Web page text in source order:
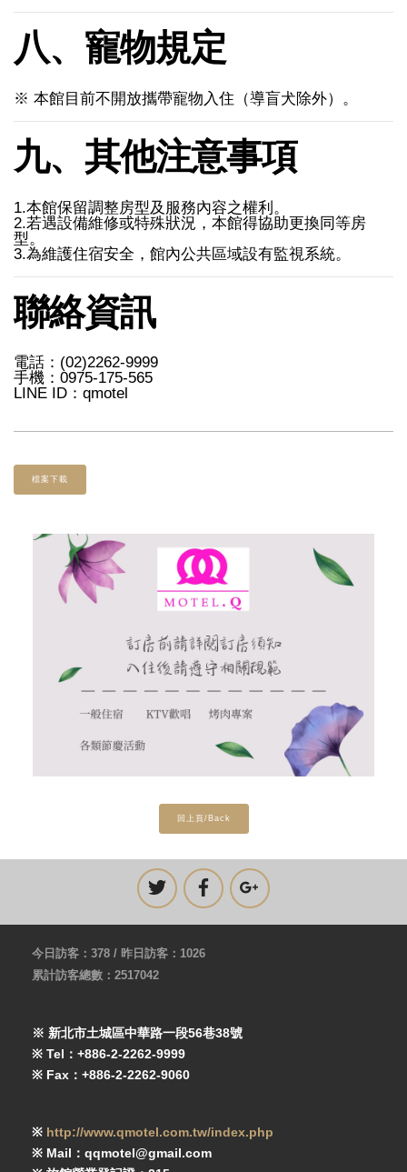
八、寵物規定
※ 本館目前不開放攜帶寵物入住（導盲犬除外）。
九、其他注意事項
1.本館保留調整房型及服務內容之權利。
2.若遇設備維修或特殊狀況，本館得協助更換同等房
型。
3.為維護住宿安全，館內公共區域設有監視系統。
聯絡資訊
電話：(02)2262-9999
手機：0975-175-565
LINE ID：qmotel
檔案下載
回上頁/Back
今日訪客：378 / 昨日訪客：1026
累計訪客總數：2517042
※ 新北市土城區中華路一段56巷38號
※ Tel：+886-2-2262-9999
※ Fax：+886-2-2262-9060
※ http://www.qmotel.com.tw/index.php
※ Mail：qqmotel@gmail.com